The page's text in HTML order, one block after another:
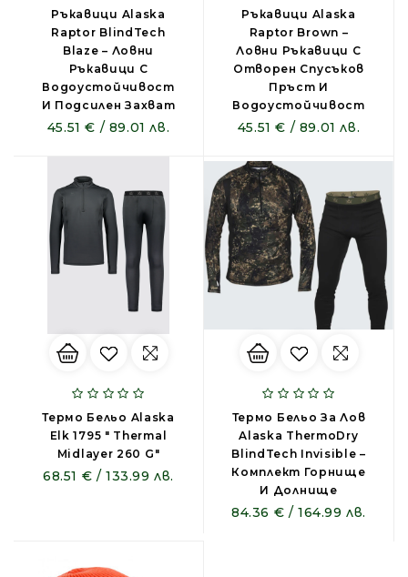
Ръкавици Alaska
Raptor BlindTech
Blaze – Ловни
Ръкавици С
Водоустойчивост
И Подсилен Захват
45.51 € / 89.01 лв.
Ръкавици Alaska
Raptor Brown –
Ловни Ръкавици С
Отворен Спусъков
Пръст И
Водоустойчивост
45.51 € / 89.01 лв.
Термо Бельо Alaska
Elk 1795 " Thermal
Midlayer 260 G"
68.51 € / 133.99 лв.
Термо Бельо За Лов
Alaska ThermoDry
BlindTech Invisible –
Комплект Горнище
И Долнище
84.36 € / 164.99 лв.